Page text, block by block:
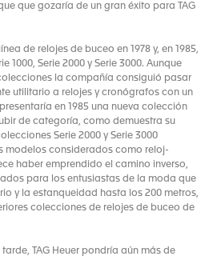
que gozaría de un gran éxito para TAG
de relojes de buceo en 1978 y, en 1985,
1000, Serie 2000 y Serie 3000. Aunque
la compañía consiguió pasar
utilitario a relojes y cronógrafos con un
en 1985 una nueva colección
de categoría, como demuestra su
Serie 2000 y Serie 3000
modelos considerados como reloj-
haber emprendido el camino inverso,
para los entusiastas de la moda que
y la estanqueidad hasta los 200 metros,
colecciones de relojes de buceo de
tarde, TAG Heuer pondría aún más de